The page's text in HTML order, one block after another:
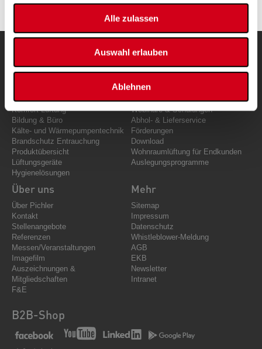
Alle zulassen
Auswahl erlauben
Ablehnen
Luft Verteilung
Komfort Lüftung
Bildung & Büro
Kälte- und Wärmepumpentechnik
Brandschutz Entrauchung
Produktübersicht
Lüftungsgeräte
Hygienelösungen
Kundendienst
Ersatzteile
Webinare & Schulungen
Abhol- & Lieferservice
Förderungen
Download
Wohnraumlüftung für Endkunden
Auslegungsprogramme
Über uns
Über Pichler
Kontakt
Stellenangebote
Referenzen
Messen/Veranstaltungen
Imagefilm
Auszeichnungen &
Mitgliedschaften
F&E
Mehr
Sitemap
Impressum
Datenschutz
Whistleblower-Meldung
AGB
EKB
Newsletter
Intranet
B2B-Shop